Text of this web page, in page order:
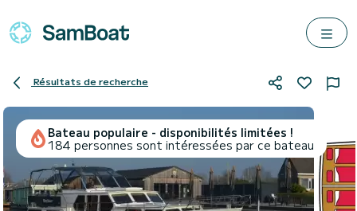
Résultats de recherche
Bateau populaire - disponibilités limitées !
184 personnes sont intéressées par ce bateau